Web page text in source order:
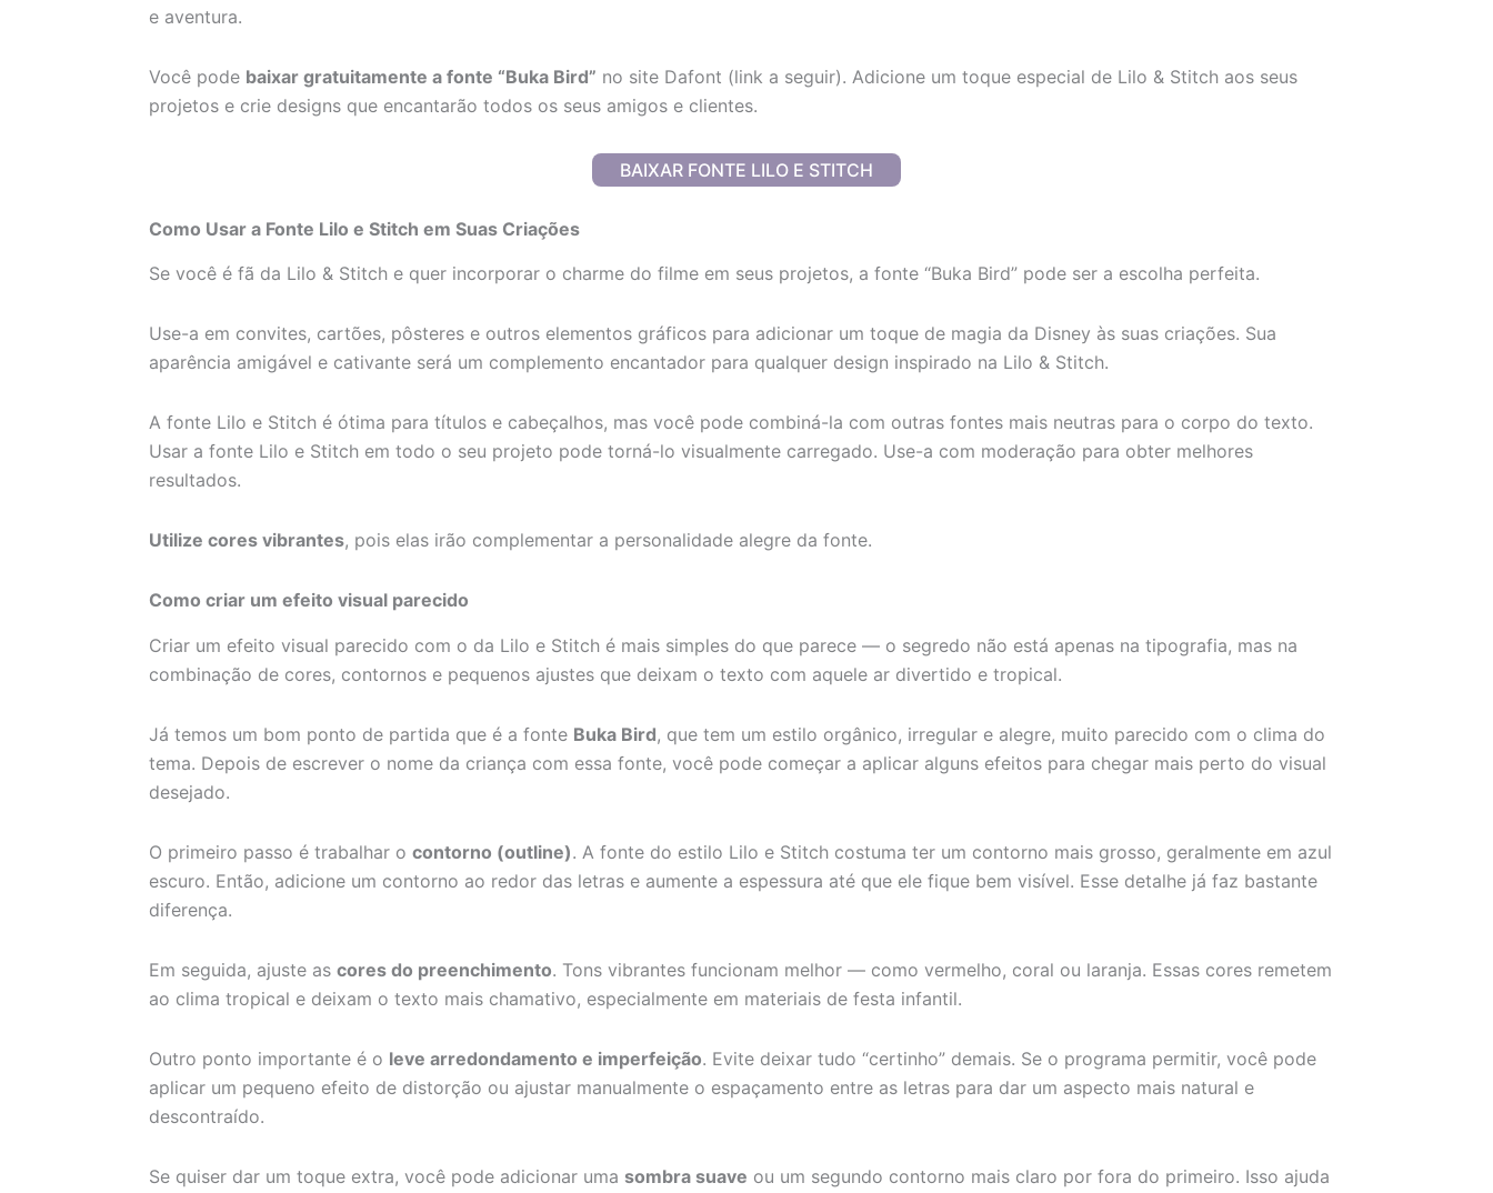
e aventura.
Você pode baixar gratuitamente a fonte “Buka Bird” no site Dafont (link a seguir). Adicione um toque especial de Lilo & Stitch aos seus
projetos e crie designs que encantarão todos os seus amigos e clientes.
BAIXAR FONTE LILO E STITCH
Como Usar a Fonte Lilo e Stitch em Suas Criações
Se você é fã da Lilo & Stitch e quer incorporar o charme do filme em seus projetos, a fonte “Buka Bird” pode ser a escolha perfeita.
Use-a em convites, cartões, pôsteres e outros elementos gráficos para adicionar um toque de magia da Disney às suas criações. Sua
aparência amigável e cativante será um complemento encantador para qualquer design inspirado na Lilo & Stitch.
A fonte Lilo e Stitch é ótima para títulos e cabeçalhos, mas você pode combiná-la com outras fontes mais neutras para o corpo do texto.
Usar a fonte Lilo e Stitch em todo o seu projeto pode torná-lo visualmente carregado. Use-a com moderação para obter melhores
resultados.
Utilize cores vibrantes, pois elas irão complementar a personalidade alegre da fonte.
Como criar um efeito visual parecido
Criar um efeito visual parecido com o da Lilo e Stitch é mais simples do que parece — o segredo não está apenas na tipografia, mas na
combinação de cores, contornos e pequenos ajustes que deixam o texto com aquele ar divertido e tropical.
Já temos um bom ponto de partida que é a fonte Buka Bird, que tem um estilo orgânico, irregular e alegre, muito parecido com o clima do
tema. Depois de escrever o nome da criança com essa fonte, você pode começar a aplicar alguns efeitos para chegar mais perto do visual
desejado.
O primeiro passo é trabalhar ocontorno (outline). A fonte do estilo Lilo e Stitch costuma ter um contorno mais grosso, geralmente em azul
escuro. Então, adicione um contorno ao redor das letras e aumente a espessura até que ele fique bem visível. Esse detalhe já faz bastante
diferença.
Em seguida, ajuste ascores do preenchimento. Tons vibrantes funcionam melhor — como vermelho, coral ou laranja. Essas cores remetem
ao clima tropical e deixam o texto mais chamativo, especialmente em materiais de festa infantil.
Outro ponto importante é o leve arredondamento e imperfeição. Evite deixar tudo “certinho” demais. Se o programa permitir, você pode
aplicar um pequeno efeito de distorção ou ajustar manualmente o espaçamento entre as letras para dar um aspecto mais natural e
descontraído.
Se quiser dar um toque extra, você pode adicionar uma sombra suave ou um segundo contorno mais claro por fora do primeiro. Isso ajuda